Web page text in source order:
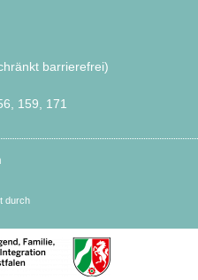
barrierefrei)
159, 171
durch